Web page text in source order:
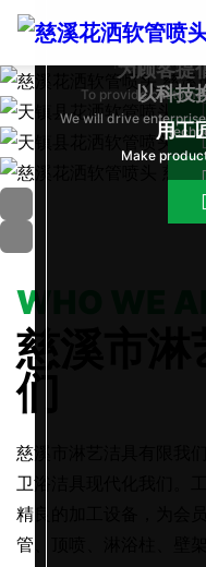
高端的生
High-end life
为顾客提
To provide以科技
We will drive
用工
Make
WHO WE
慈溪市淋
们
慈溪市淋艺洁具有限我
卫浴洁具现代化我们。
精良的加工设备，为会
管、顶喷、淋浴柱、壁